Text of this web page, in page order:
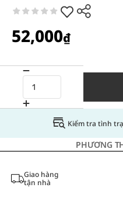
52,000₫
Kiểm tra tình
PHƯƠNG
Giao hàng
tận nhà